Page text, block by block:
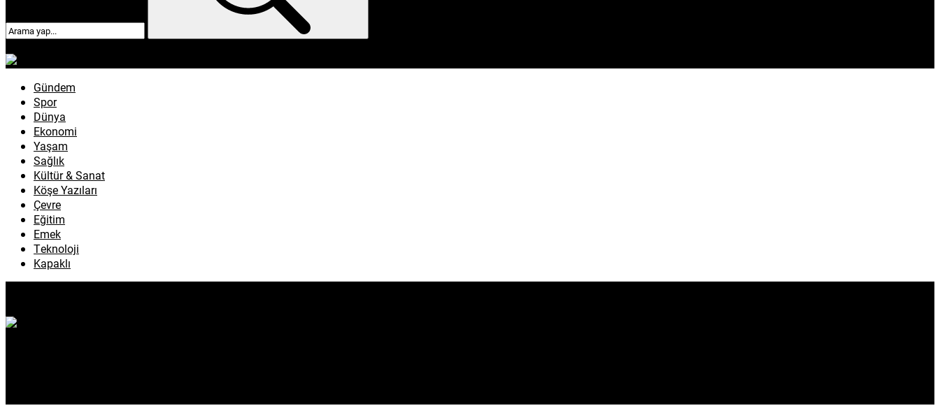
Gündem
Spor
Dünya
Ekonomi
Yaşam
Sağlık
Kültür & Sanat
Köşe Yazıları
Çevre
Eğitim
Emek
Teknoloji
Kapaklı